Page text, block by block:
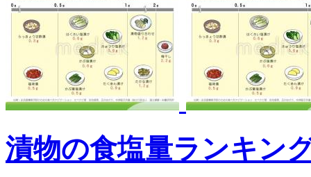
漬物の食塩量ランキン